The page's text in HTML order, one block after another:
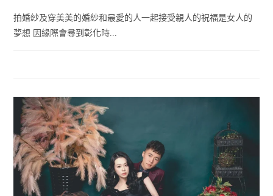
拍婚紗及穿美美的婚紗和最愛的人一起接受親人的祝福是女人的
夢想 因緣際會尋到彰化時...